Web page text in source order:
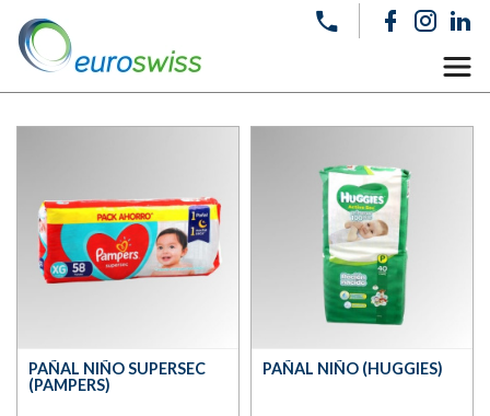
PAÑAL NIÑO SUPERSEC
(PAMPERS)
PAÑAL NIÑO (HUGGIES)